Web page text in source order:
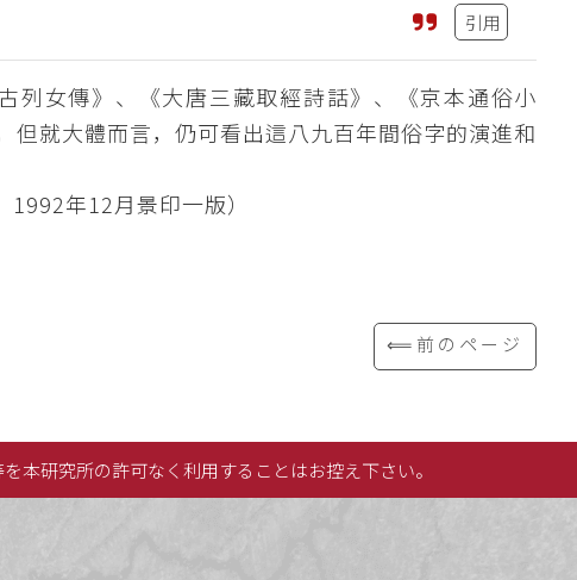
引用
列女傳》、《大唐三藏取經詩話》、《京本通俗小
就大體而言，仍可看出這八九百年間俗字的演進和
年12月景印一版）
⟸前のページ
本研究所の許可なく利用することはお控え下さい。